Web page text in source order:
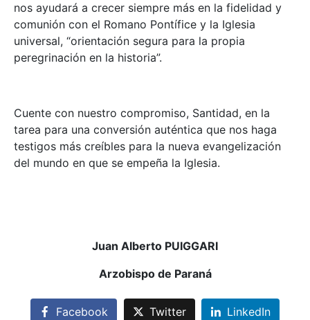
nos ayudará a crecer siempre más en la fidelidad y
comunión con el Romano Pontífice y la Iglesia
universal, “orientación segura para la propia
peregrinación en la historia”.
Cuente con nuestro compromiso, Santidad, en la
tarea para una conversión auténtica que nos haga
testigos más creíbles para la nueva evangelización
del mundo en que se empeña la Iglesia.
Juan Alberto PUIGGARI
Arzobispo de Paraná
Facebook Twitter LinkedIn